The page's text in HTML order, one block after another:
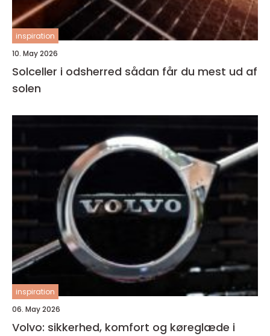
inspiration
10. May 2026
Solceller i odsherred sådan får du mest ud af
solen
inspiration
06. May 2026
Volvo: sikkerhed, komfort og køreglæde i